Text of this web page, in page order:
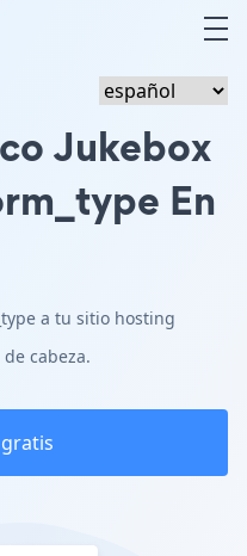
Jukebox
En
a tu sitio hosting
cabeza.